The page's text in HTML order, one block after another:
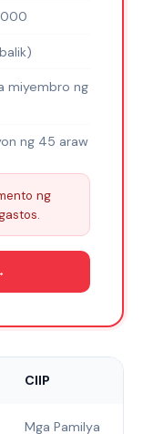
miyembro ng
ng 45 araw
ng
CIIP
Mga Pamilya